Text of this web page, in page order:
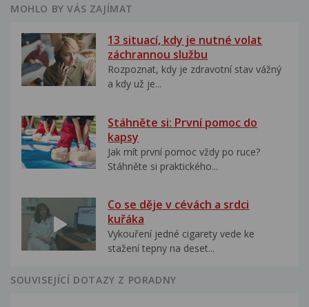
MOHLO BY VÁS ZAJÍMAT
13 situací, kdy je nutné volat
záchrannou službu
Rozpoznat, kdy je zdravotní stav vážný
a kdy už je...
Stáhněte si: První pomoc do
kapsy
Jak mít první pomoc vždy po ruce?
Stáhněte si praktického...
Co se děje v cévách a srdci
kuřáka
Vykouření jedné cigarety vede ke
stažení tepny na deset...
SOUVISEJÍCÍ DOTAZY Z PORADNY